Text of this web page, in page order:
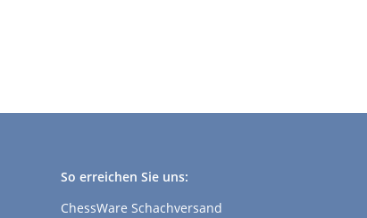
So erreichen Sie uns:
ChessWare Schachversand